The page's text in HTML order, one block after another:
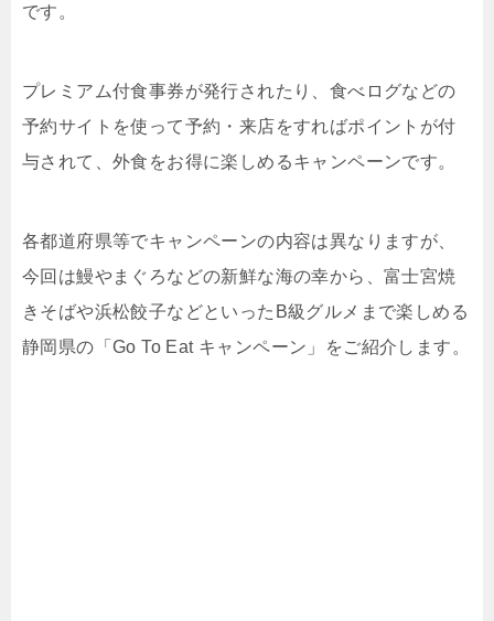
です。
プレミアム付食事券が発行されたり、食べログなどの
予約サイトを使って予約・来店をすればポイントが付
与されて、外食をお得に楽しめるキャンペーンです。
各都道府県等でキャンペーンの内容は異なりますが、
今回は鰻やまぐろなどの新鮮な海の幸から、富士宮焼
きそばや浜松餃子などといったB級グルメまで楽しめる
静岡県の「Go To Eat キャンペーン」をご紹介します。